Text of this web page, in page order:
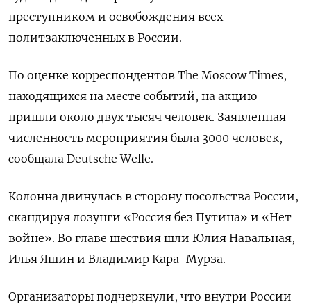
преступником и освобождения всех
политзаключенных в России.
По оценке корреспондентов The Moscow Times,
находящихся на месте событий, на акцию
пришли около двух тысяч человек. Заявленная
численность мероприятия была 3000 человек,
сообщала Deutsche Welle.
Колонна двинулась в сторону посольства России,
скандируя лозунги «Россия без Путина» и «Нет
войне». Во главе шествия шли Юлия Навальная,
Илья Яшин и Владимир Кара-Мурза.
Организаторы подчеркнули, что внутри России